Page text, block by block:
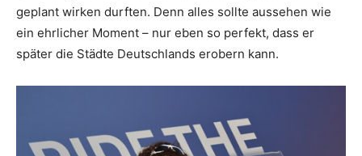
geplant wirken durften. Denn alles sollte aussehen wie
ein ehrlicher Moment – nur eben so perfekt, dass er
später die Städte Deutschlands erobern kann.